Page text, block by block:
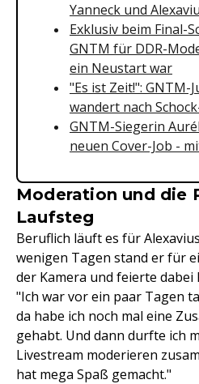
Yanneck und
Exklusiv beim Final-
GNTM für DDR-
ein Neustart war
"Es ist Zeit!": GNTM-
wandert nach
GNTM-Siegerin
neuen Cover-Job -
Moderation und die
Laufsteg
Beruflich läuft es für
wenigen Tagen stand er für
der Kamera und feierte
"Ich war vor ein paar Tagen
da habe ich noch mal eine
gehabt. Und dann durfte ich
Livestream moderieren
hat mega Spaß gemacht."